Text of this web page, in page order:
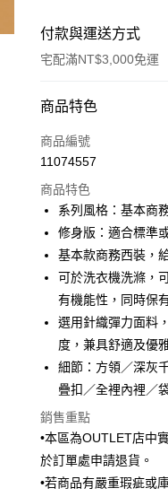
付款與運送方式
宅配滿NT$3,000免運
付款方式
信用卡一次付款
3 期 0 利率 每期
合作金庫商業銀行
華南商業銀行
國泰世華商業銀行
臺灣中小企業銀行
匯豐（台灣）商業銀行
聯邦商業銀行
元大商業銀行
台新國際商業銀行
台灣樂天信用卡公司
6 期 0 利率 每期
合作金庫商業銀行
華南商業銀行
上海商業儲蓄銀行
臺灣中小企業銀行
匯豐（台灣）商業銀
聯邦商業銀行
元大商業銀行
台新國際商業銀行
台灣樂天信用卡公司
LINE Pay
Apple Pay
街口支付
悠遊付
Google Pay
ATM付款
運送方式
商品特色
商品編號
11074557
商品特色
系列風格：基本商
修身版：適合標準
基本款商務西裝，
可於洗衣機洗滌，
有機能性，同時保
選用針織彈力面料
度，兼具舒適及優
細節：方領／深灰
疊扣／全裡內裡／
銷售重點
•本區為OUTLET店中
於訂單處申請退貨。
•若商品有嚴重瑕疵或